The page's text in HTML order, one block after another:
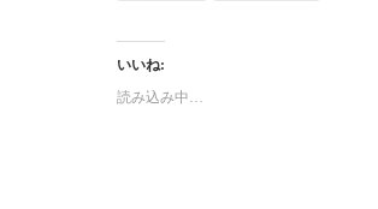
いいね:
読み込み中…